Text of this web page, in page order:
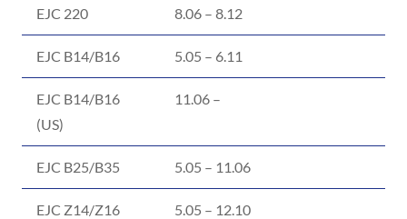
EJC 220 8.06 – 8.12
EJC B14/B16 5.05 – 6.11
EJC B14/B16
(US)
11.06 –
EJC B25/B35 5.05 – 11.06
EJC Z14/Z16 5.05 – 12.10